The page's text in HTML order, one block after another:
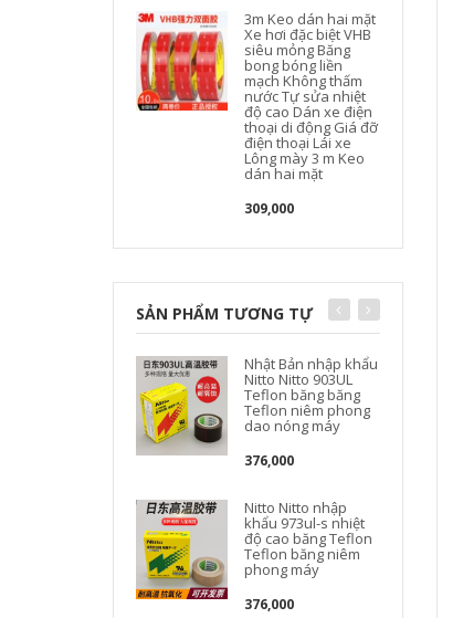
3m Keo dán hai mặt
Xe hơi đặc biệt VHB
siêu mỏng Băng
bong bóng liền
mạch Không thấm
nước Tự sửa nhiệt
độ cao Dán xe điện
thoại di động Giá đỡ
điện thoại Lái xe
Lông mày 3 m Keo
dán hai mặt
309,000
SẢN PHẨM TƯƠNG TỰ
Nhật Bản nhập khẩu
Nitto Nitto 903UL
Teflon băng băng
Teflon niêm phong
dao nóng máy
376,000
Nitto Nitto nhập
khẩu 973ul-s nhiệt
độ cao băng Teflon
Teflon băng niêm
phong máy
376,000